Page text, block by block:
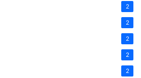
2
2
2
2
2